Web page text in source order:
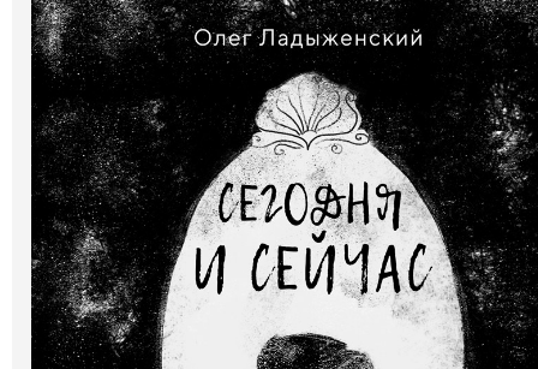
Переклади
Зв’язок
Галерея
Світ Олді